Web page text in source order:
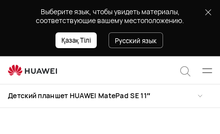
11″
Выберите язык, чтобы увидеть материалы,
соответствующие вашему местоположению.
Русский язык
Қазақ Тілі
Поиск
Детский планшет HUAWEI MatePad SE 11″